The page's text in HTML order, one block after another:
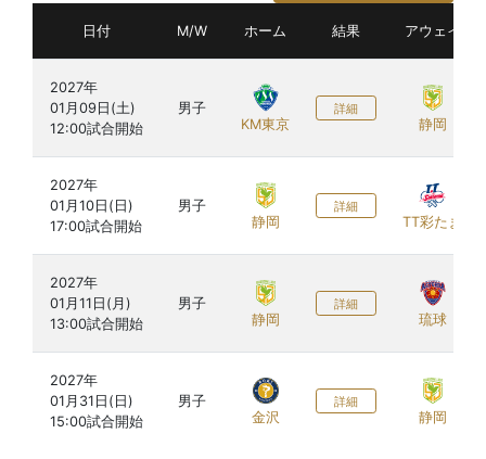
日付 M/W ホーム 結果 アウェイ
2027年
01月09日(土)
男子
KM東京
詳細
静岡
2027年
01月10日(日)
男子
静岡
詳細
TT彩たま
2027年
01月11日(月)
男子
静岡
詳細
琉球
2027年
01月31日(日)
男子
金沢
詳細
静岡